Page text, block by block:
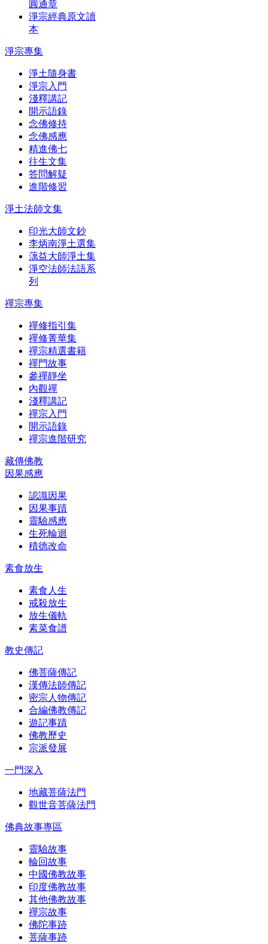
圓通章
淨宗經典原文讀
本
淨宗專集
淨土隨身書
淨宗入門
淺釋講記
開示語錄
念佛修持
念佛感應
精進佛七
往生文集
答問解疑
進階修習
淨土法師文集
印光大師文鈔
李炳南淨土選集
蕅益大師淨土集
淨空法師法語系
列
禪宗專集
禪修指引集
禪修菁華集
禪宗精選書籍
禪門故事
參禪靜坐
內觀禪
淺釋講記
禪宗入門
開示語錄
禪宗進階研究
藏傳佛教
因果感應
認識因果
因果事蹟
靈驗感應
生死輪迴
積德改命
素食放生
素食人生
戒殺放生
放生儀軌
素菜食譜
教史傳記
佛菩薩傳記
漢傳法師傳記
密宗人物傳記
合編佛教傳記
遊記事蹟
佛教歷史
宗派發展
一門深入
地藏菩薩法門
觀世音菩薩法門
佛典故事專區
靈驗故事
輪回故事
中國佛教故事
印度佛教故事
其他佛教故事
禪宗故事
佛陀事跡
菩薩事跡